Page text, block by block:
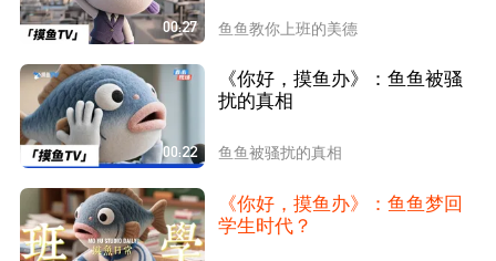
00:27 鱼鱼教你上班的美德
00:22
《你好，摸鱼办》：鱼鱼被骚
扰的真相
鱼鱼被骚扰的真相
《你好，摸鱼办》：鱼鱼梦回
学生时代？